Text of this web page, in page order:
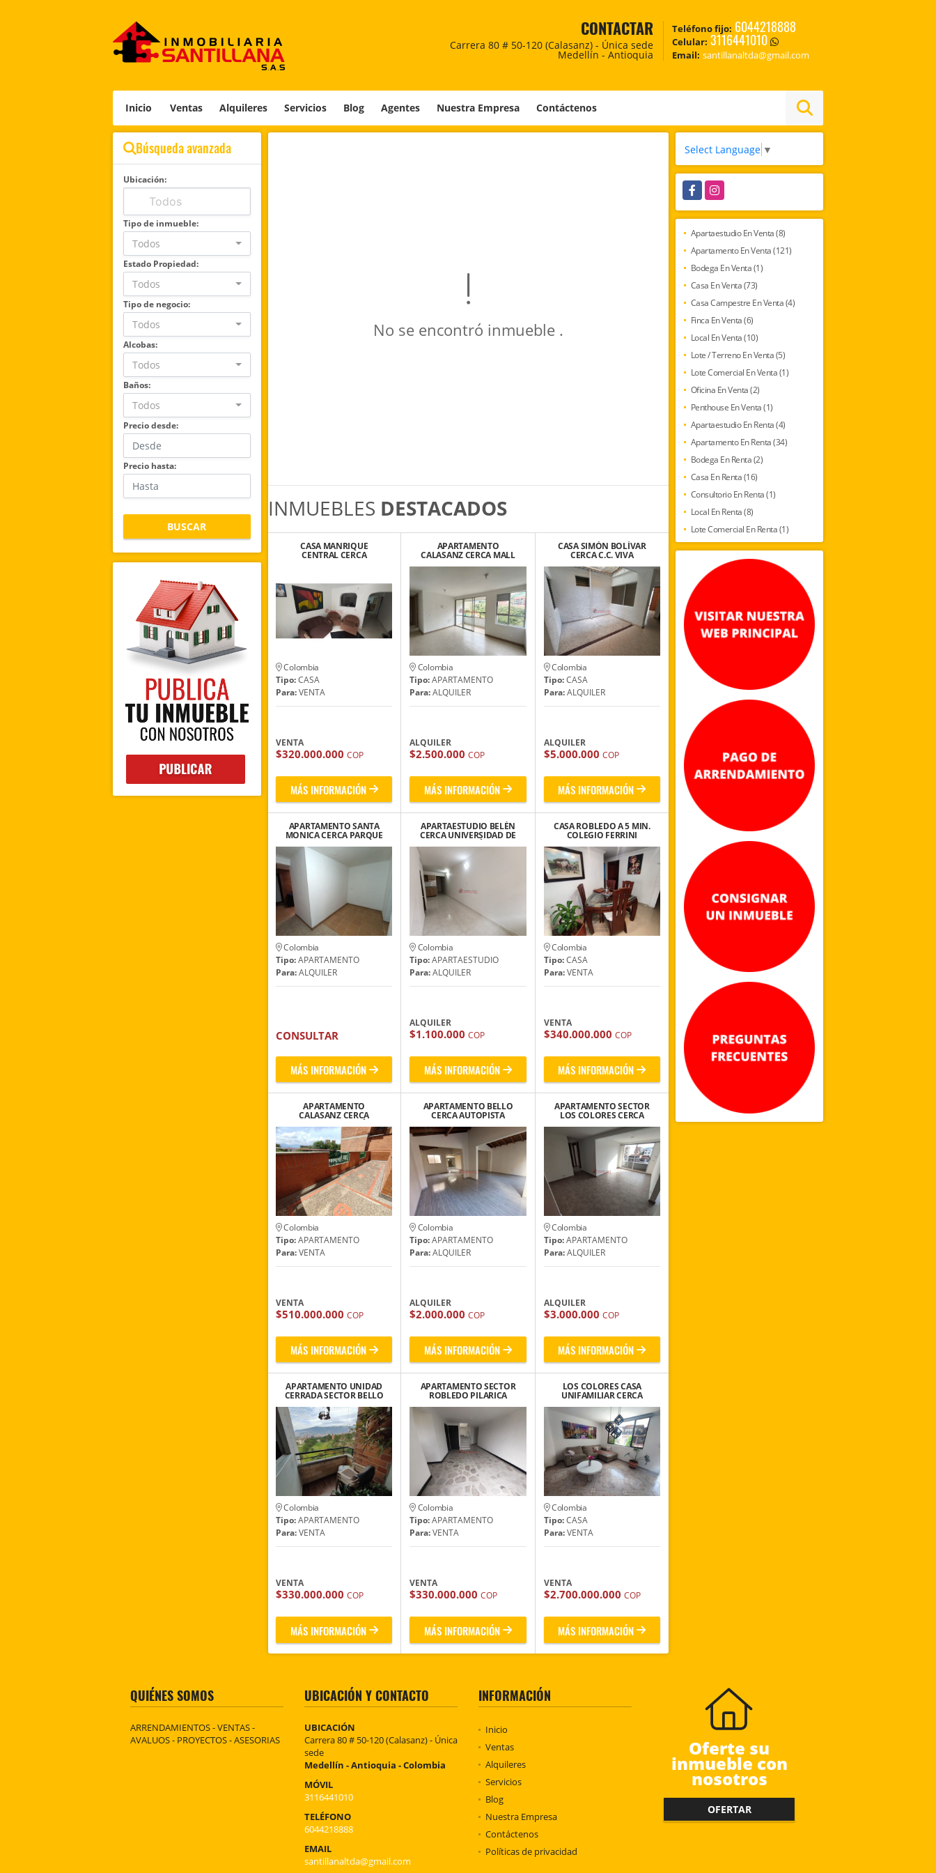
CONTACTAR
Carrera 80 # 50-120 (Calasanz) - Única sede
Medellín - Antioquia
Teléfono fijo: 6044218888
Celular: 3116441010
Email: santillanaltda@gmail.com
Inicio Ventas Alquileres Servicios Blog Agentes Nuestra Empresa Contáctenos
Búsqueda avanzada
Ubicación:
Tipo de inmueble:
Todos
Estado Propiedad:
Todos
Tipo de negocio:
Todos
Alcobas:
Todos
Baños:
Todos
Precio desde:
Precio hasta:
BUSCAR
No se encontró inmueble .
INMUEBLES DESTACADOS
CASA MANRIQUE
CENTRAL CERCA
Colombia
Tipo:CASA
Para:VENTA
VENTA
$320.000.000 COP
MÁS INFORMACIÓN
APARTAMENTO
CALASANZ CERCA MALL
SANTANA
Colombia
Tipo:APARTAMENTO
Para:ALQUILER
ALQUILER
$2.500.000COP
MÁS INFORMACIÓN
CASA SIMÓN BOLÍVAR
CERCA C.C. VIVA
LAURELES
Colombia
Tipo:CASA
Para:ALQUILER
ALQUILER
$5.000.000 COP
MÁS INFORMACIÓN
APARTAMENTO SANTA
MONICA CERCA PARQUE
DEL AJEDREZ
Colombia
Tipo:APARTAMENTO
Para:ALQUILER
CONSULTAR
MÁS INFORMACIÓN
APARTAESTUDIO BELÉN
CERCA UNIVERSIDAD DE
MEDELLÍN
Colombia
Tipo:APARTAESTUDIO
Para:ALQUILER
ALQUILER
$1.100.000COP
MÁS INFORMACIÓN
CASA ROBLEDO A 5 MIN.
COLEGIO FERRINI
Colombia
Tipo:CASA
Para:VENTA
VENTA
$340.000.000 COP
MÁS INFORMACIÓN
APARTAMENTO
CALASANZ CERCA
IGLESIA SAN MATÍAS
APÓSTOL
Colombia
Tipo:APARTAMENTO
Para:VENTA
VENTA
$510.000.000 COP
MÁS INFORMACIÓN
APARTAMENTO BELLO
CERCA AUTOPISTA
NORTE
Colombia
Tipo:APARTAMENTO
Para:ALQUILER
ALQUILER
$2.000.000COP
MÁS INFORMACIÓN
APARTAMENTO SECTOR
LOS COLORES CERCA
CUARTA BRIGADA
MILITAR
Colombia
Tipo:APARTAMENTO
Para:ALQUILER
ALQUILER
$3.000.000 COP
MÁS INFORMACIÓN
APARTAMENTO UNIDAD
CERRADA SECTOR BELLO
NAVARRA
Colombia
Tipo:APARTAMENTO
Para:VENTA
VENTA
$330.000.000 COP
MÁS INFORMACIÓN
APARTAMENTO SECTOR
ROBLEDO PILARICA
CERCA ITM
Colombia
Tipo:APARTAMENTO
Para:VENTA
VENTA
$330.000.000COP
MÁS INFORMACIÓN
LOS COLORES CASA
UNIFAMILIAR CERCA
IGLESIA SAN CLEMENTE
Colombia
Tipo:CASA
Para:VENTA
VENTA
$2.700.000.000 COP
MÁS INFORMACIÓN
Select Language ▼
FacebookInstagram
Apartaestudio En Venta (8)
Apartamento En Venta (121)
Bodega En Venta (1)
Casa En Venta (73)
Casa Campestre En Venta (4)
Finca En Venta (6)
Local En Venta (10)
Lote / Terreno En Venta (5)
Lote Comercial En Venta (1)
Oficina En Venta (2)
Penthouse En Venta (1)
Apartaestudio En Renta (4)
Apartamento En Renta (34)
Bodega En Renta (2)
Casa En Renta (16)
Consultorio En Renta (1)
Local En Renta (8)
Lote Comercial En Renta (1)
QUIÉNES SOMOS
ARRENDAMIENTOS - VENTAS -
AVALUOS - PROYECTOS - ASESORIAS
UBICACIÓN Y CONTACTO
UBICACIÓN
Carrera 80 # 50-120 (Calasanz) - Única
sede
Medellín - Antioquia - Colombia
MÓVIL
3116441010
TELÉFONO
6044218888
EMAIL
santillanaltda@gmail.com
INFORMACIÓN
Inicio
Ventas
Alquileres
Servicios
Blog
Nuestra Empresa
Contáctenos
Políticas de privacidad
Oferte su
inmueble con
nosotros
OFERTAR